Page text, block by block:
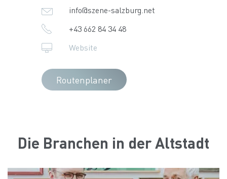
info@szene-salzburg.net
+43 662 84 34 48
Website
Routenplaner
Die Branchen in der Altstadt